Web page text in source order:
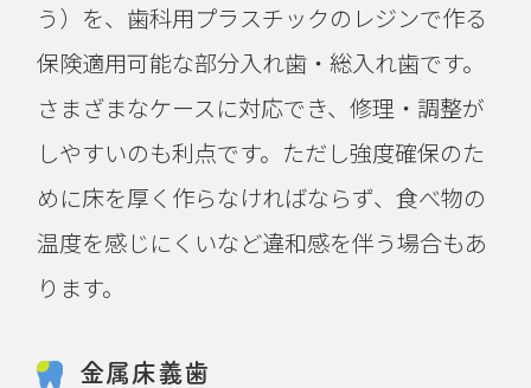
う）を、歯科用プラスチックのレジンで作る
保険適用可能な部分入れ歯・総入れ歯です。
さまざまなケースに対応でき、修理・調整が
しやすいのも利点です。ただし強度確保のた
めに床を厚く作らなければならず、食べ物の
温度を感じにくいなど違和感を伴う場合もあ
ります。
金属床義歯